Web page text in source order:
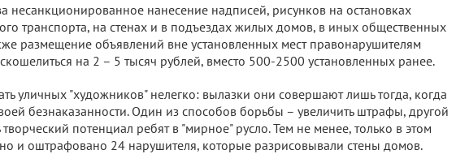
несанкционированное нанесение надписей, рисунков на остановках
транспорта, на стенах и в подъездах жилых домов, в иных общественных
размещение объявлений вне установленных мест правонарушителям
на 2 – 5 тысяч рублей, вместо 500-2500 установленных ранее.
уличных "художников" нелегко: вылазки они совершают лишь тогда, когда
безнаказанности. Один из способов борьбы – увеличить штрафы, другой
потенциал ребят в "мирное" русло. Тем не менее, только в этом
и оштрафовано 24 нарушителя, которые разрисовывали стены домов.